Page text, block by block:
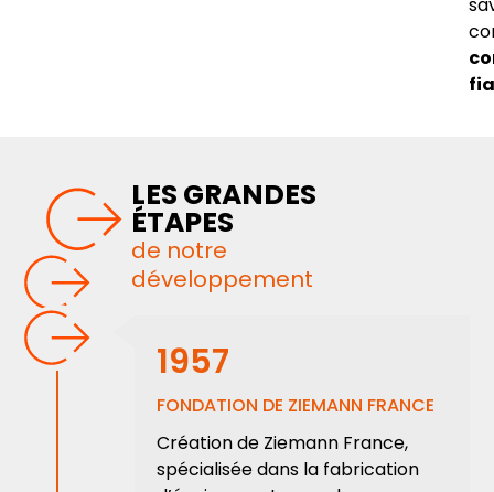
LES GRANDES
ÉTAPES
de notre
développement
1957
FONDATION DE ZIEMANN FRANCE
Création de Ziemann France,
spécialisée dans la fabrication